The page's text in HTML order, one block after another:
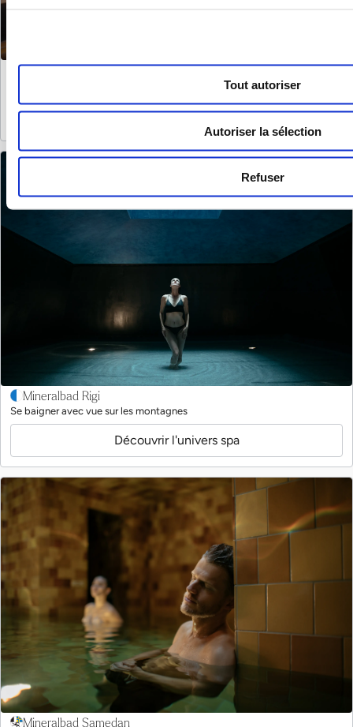
Tout autoriser
Autoriser la sélection
Refuser
Solbad Schönbühl
Une oasis de calme et de détente dans le Mittelland
Découvrir l'univers spa
Mineralbad Rigi
Se baigner avec vue sur les montagnes
Découvrir l'univers spa
Mineralbad Samedan